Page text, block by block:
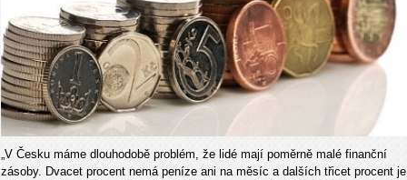
„V Česku máme dlouhodobě problém, že lidé mají poměrně malé finanční
zásoby. Dvacet procent nemá peníze ani na měsíc a dalších třicet procent je